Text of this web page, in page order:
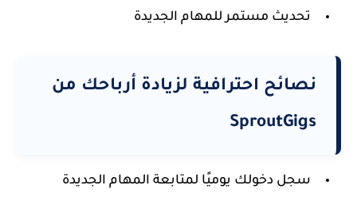
تحديث مستمر للمهام الجديدة
نصائح احترافية لزيادة أرباحك من
SproutGigs
سجل دخولك يوميًا لمتابعة المهام الجديدة